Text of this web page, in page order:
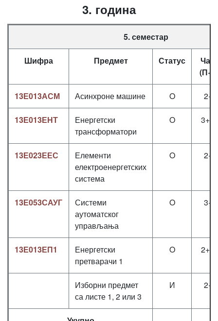
3. година
5. семестар
Шифра Предмет Статус
13Е013АСМ Асинхроне машине O
13Е013ЕНТ
Енергетски
трансформатори
O
13Е023ЕЕС
Елементи
електроенергетских
система
O
13Е053САУГ
Системи
аутоматског
управљања
O
13Е013ЕП1
Енергетски
претварачи 1
O
Изборни предмет
са листе 1, 2 или 3
И